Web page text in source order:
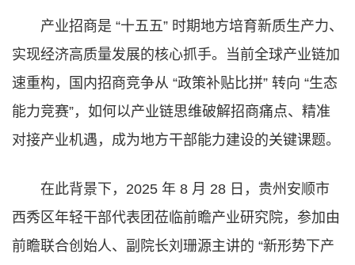
产业招商是 “十五五” 时期地方培育新质生产力、
实现经济高质量发展的核心抓手。当前全球产业链加
速重构，国内招商竞争从 “政策补贴比拼” 转向 “生态
能力竞赛”，如何以产业链思维破解招商痛点、精准
对接产业机遇，成为地方干部能力建设的关键课题。
在此背景下，2025 年 8 月 28 日，贵州安顺市
西秀区年轻干部代表团莅临前瞻产业研究院，参加由
前瞻联合创始人、副院长刘珊源主讲的 “新形势下产